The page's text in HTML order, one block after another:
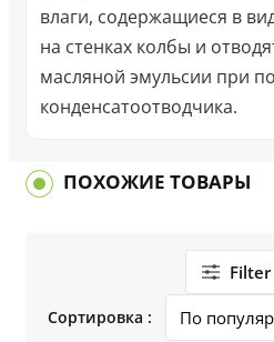
влаги, содержащиеся в
на стенках колбы и
масляной эмульсии при
конденсатоотводчика.
ПОХОЖИЕ ТОВАРЫ
Filter
Сортировка :